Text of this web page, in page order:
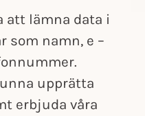
att lämna data i
som namn, e –
upprätta
erbjuda våra